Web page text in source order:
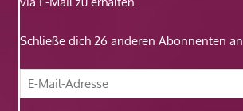
Schließe dich 26 anderen Abonnenten an
E-
Mail-